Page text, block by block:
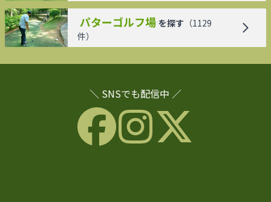
パターゴルフ場 を探す （1129
件）
＼ SNSでも配信中 ／